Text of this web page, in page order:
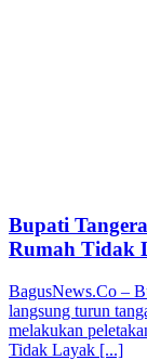
Bupati
Rumah Tidak
BagusNews.Co –
langsung turun
melakukan
Tidak Layak [...]